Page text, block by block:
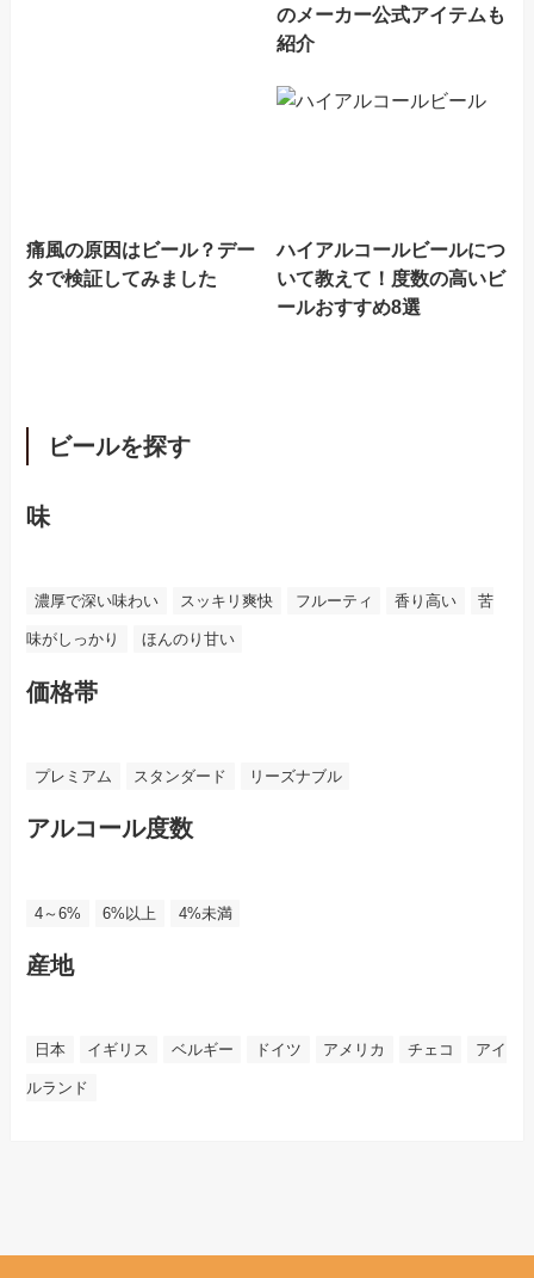
のメーカー公式アイテムも
紹介
痛風の原因はビール？デー
タで検証してみました
ハイアルコールビールにつ
いて教えて！度数の高いビ
ールおすすめ8選
ビールを探す
味
濃厚で深い味わい スッキリ爽快 フルーティ 香り高い 苦
味がしっかり ほんのり甘い
価格帯
プレミアム スタンダード リーズナブル
アルコール度数
4～6% 6%以上 4%未満
産地
日本 イギリス ベルギー ドイツ アメリカ チェコ アイ
ルランド